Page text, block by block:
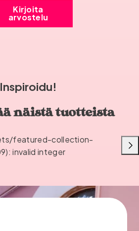
Kirjoita
arvostelu
Inspiroidu!
näistä tuotteista
featured-collection-
invalid integer